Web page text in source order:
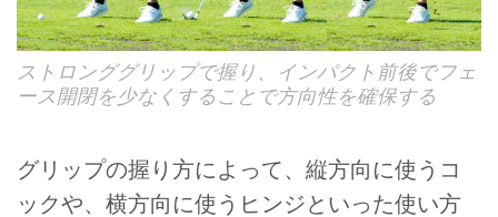
ストロンググリップで握り、インパクト前後でフェ
ース開閉を少なくすることで方向性を確保する
グリップの握り方によって、縦方向に使うコ
ックや、横方向に使うヒンジといった使い方